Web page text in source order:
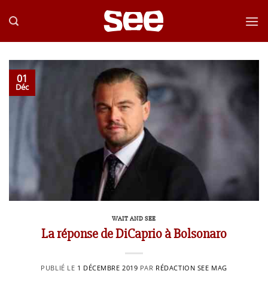
au
01
Déc
WAIT AND SEE
La réponse de DiCaprio à Bolsonaro
PUBLIÉ LE 1 DÉCEMBRE 2019 PAR RÉDACTION SEE MAG